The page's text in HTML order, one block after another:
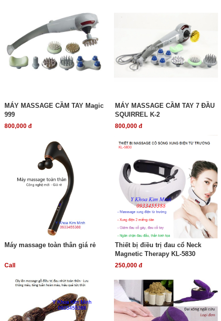
MÁY MASSAGE CẦM TAY Magic
999
800,000 đ
MÁY MASSAGE CẦM TAY 7 ĐẦU
SQUIRREL K-2
800,000 đ
Máy massage toàn thân giá rẻ
Call
Thiết bị điều trị đau cổ Neck
Magnetic Therapy KL-5830
250,000 đ